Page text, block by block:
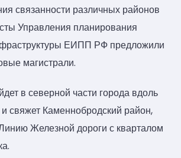
связанности различных районов
Управления планирования
ЕИПП РФ предложили
магистрали.
в северной части города вдоль
свяжет Каменнобродский район,
Железной дороги с кварталом